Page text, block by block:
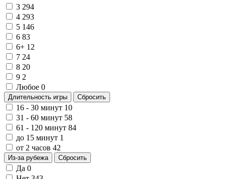
3 294
4 293
5 146
6 83
6+ 12
7 24
8 20
9 2
Любое 0
Длительность игры Сбросить
16 - 30 минут 10
31 - 60 минут 58
61 - 120 минут 84
до 15 минут 1
от 2 часов 42
Из-за рубежа Сбросить
Да 0